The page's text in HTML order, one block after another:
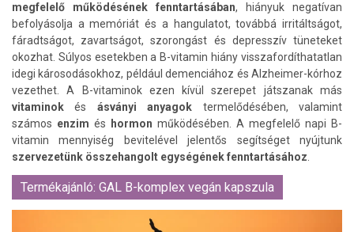
megfelelő működésének fenntartásában, hiányuk negatívan
befolyásolja a memóriát és a hangulatot, továbbá irritáltságot,
fáradtságot, zavartságot, szorongást és depresszív tüneteket
okozhat. Súlyos esetekben a B-vitamin hiány visszafordíthatatlan
idegi károsodásokhoz, például demenciához és Alzheimer-kórhoz
vezethet. A B-vitaminok ezen kívül szerepet játszanak más
vitaminokés ásványi anyagok termelődésében, valamint
számos enzim és hormon működésében. A megfelelő napi B-
vitamin mennyiség bevitelével jelentős segítséget nyújtunk
szervezetünk összehangolt egységének fenntartásához
Termékajánló: GAL B-komplex vegán kapszula